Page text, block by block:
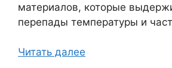
материалов, которые
перепады температуры и
Читать далее